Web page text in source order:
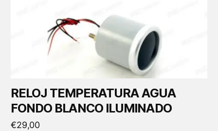
RELOJ TEMPERATURA AGUA
FONDO BLANCO ILUMINADO
€29,00